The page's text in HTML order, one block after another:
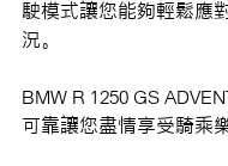
駛模式讓您能夠輕鬆應
況。
BMW R 1250 GS
可靠讓您盡情享受騎乘樂